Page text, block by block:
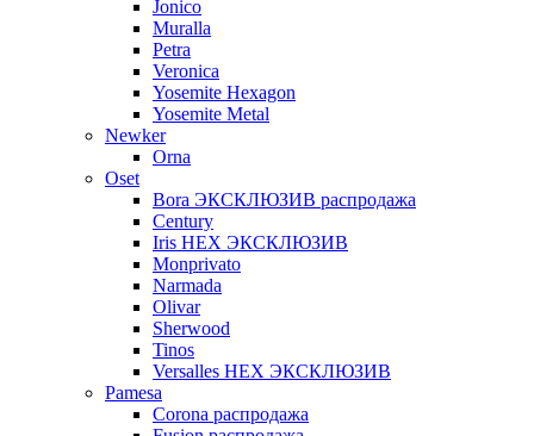
Jonico
Muralla
Petra
Veroniсa
Yosemite Hexagon
Yosemite Metal
Newker
Orna
Oset
Bora ЭКСКЛЮЗИВ распродажа
Century
Iris HEX ЭКСКЛЮЗИВ
Monprivato
Narmada
Olivar
Sherwood
Tinos
Versalles HEX ЭКСКЛЮЗИВ
Pamesa
Corona распродажа